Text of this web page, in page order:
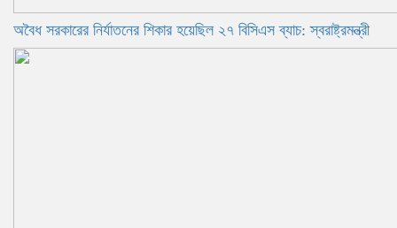
অবৈধ সরকারের নির্যাতনের শিকার হয়েছিল ২৭ বিসিএস ব্যাচ: স্বরাষ্ট্রমন্ত্রী